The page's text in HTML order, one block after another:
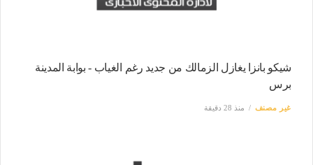
شيكو بانزا يغازل الزمالك من جديد رغم الغياب - بوابة المدينة
برس
غير مصنف منذ 28 دقيقة